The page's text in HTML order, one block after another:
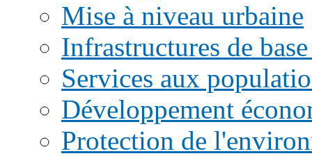
Mise à niveau urbaine
Infrastructures de
Services aux
Développement
Protection de